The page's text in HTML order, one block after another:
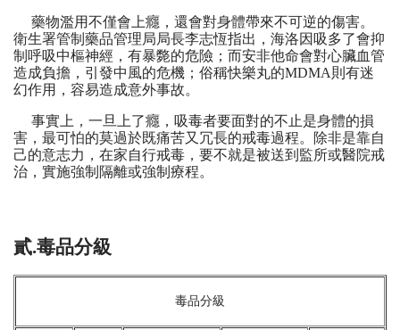
藥物濫用不僅會上癮，還會對身體帶來不可逆的傷害。
衛生署管制藥品管理局局長李志恆指出，海洛因吸多了會抑
制呼吸中樞神經，有暴斃的危險；而安非他命會對心臟血管
造成負擔，引發中風的危機；俗稱快樂丸的MDMA則有迷
幻作用，容易造成意外事故。
事實上，一旦上了癮，吸毒者要面對的不止是身體的損
害，最可怕的莫過於既痛苦又冗長的戒毒過程。除非是靠自
己的意志力，在家自行戒毒，要不就是被送到監所或醫院戒
治，實施強制隔離或強制療程。
貳.毒品分級
毒品分級